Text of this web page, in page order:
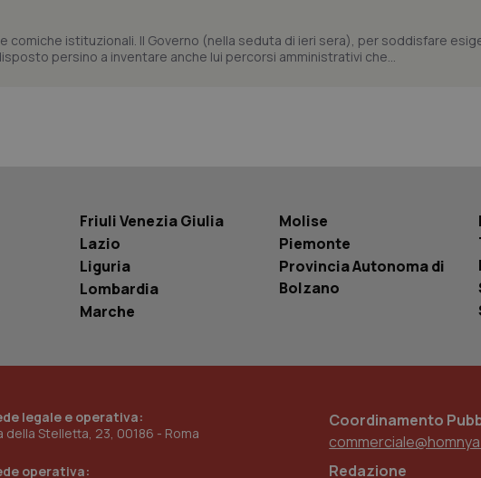
comiche istituzionali. Il Governo (nella seduta di ieri sera), per soddisfare
persino a inventare anche lui percorsi amministrativi che...
Friuli Venezia Giulia
Lazio
Liguria
Lombardia
Marche
Molise
Piemonte
Provincia Autonoma di
Bolzano
legale e operativa:
della Stelletta, 23, 00186 - Roma
operativa:
Coordinamento
Redazione
YNID
nei siti; può anche determinare se il
utilizzando la nuova o la vecchia versione
Youtube.